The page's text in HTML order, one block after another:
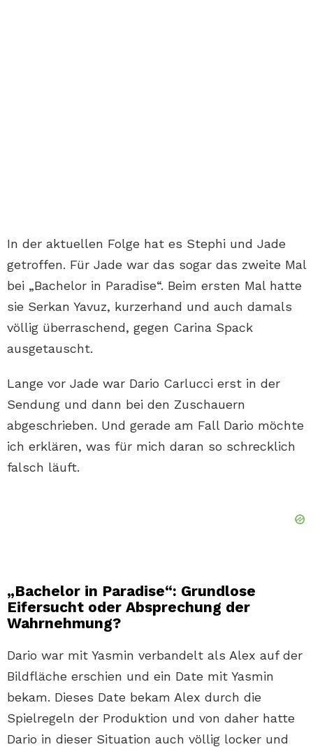
In der aktuellen Folge hat es Stephi und Jade
getroffen. Für Jade war das sogar das zweite Mal
bei „Bachelor in Paradise“. Beim ersten Mal hatte
sie Serkan Yavuz, kurzerhand und auch damals
völlig überraschend, gegen Carina Spack
ausgetauscht.
Lange vor Jade war Dario Carlucci erst in der
Sendung und dann bei den Zuschauern
abgeschrieben. Und gerade am Fall Dario möchte
ich erklären, was für mich daran so schrecklich
falsch läuft.
„Bachelor in Paradise“: Grundlose
Eifersucht oder Absprechung der
Wahrnehmung?
Dario war mit Yasmin verbandelt als Alex auf der
Bildfläche erschien und ein Date mit Yasmin
bekam. Dieses Date bekam Alex durch die
Spielregeln der Produktion und von daher hatte
Dario in dieser Situation auch völlig locker und